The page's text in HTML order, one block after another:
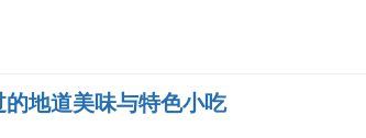
地道美味与特色小吃